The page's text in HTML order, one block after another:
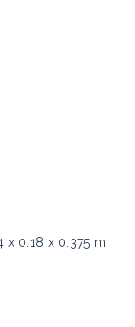
x 0.18 x 0.375 m